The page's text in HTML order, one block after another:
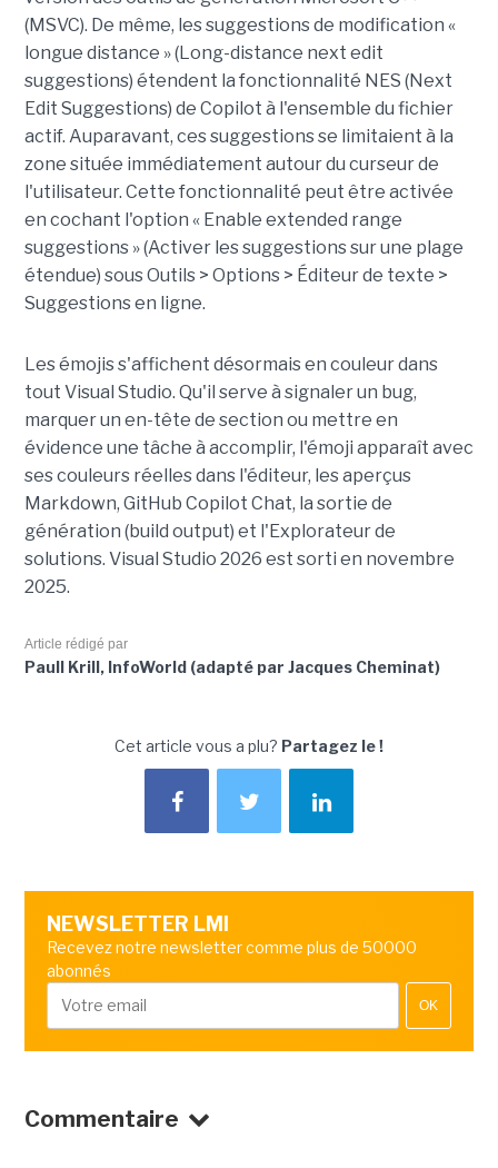
(MSVC). De même, les suggestions de modification «
longue distance » (Long-distance next edit
suggestions) étendent la fonctionnalité NES (Next
Edit Suggestions) de Copilot à l'ensemble du fichier
actif. Auparavant, ces suggestions se limitaient à la
zone située immédiatement autour du curseur de
l'utilisateur. Cette fonctionnalité peut être activée
en cochant l'option « Enable extended range
suggestions » (Activer les suggestions sur une plage
étendue) sous Outils > Options > Éditeur de texte >
Suggestions en ligne.
Les émojis s'affichent désormais en couleur dans
tout Visual Studio. Qu'il serve à signaler un bug,
marquer un en-tête de section ou mettre en
évidence une tâche à accomplir, l'émoji apparaît avec
ses couleurs réelles dans l'éditeur, les aperçus
Markdown, GitHub Copilot Chat, la sortie de
génération (build output) et l'Explorateur de
solutions. Visual Studio 2026 est sorti en novembre
2025.
Article rédigé par
Paull Krill, InfoWorld (adapté par Jacques Cheminat)
Cet article vous a plu? Partagez le !
NEWSLETTER LMI
Recevez notre newsletter comme plus de 50000
abonnés
OK
Commentaire